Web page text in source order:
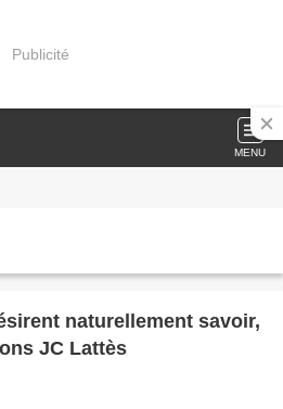
Publicité
MENU
naturellement savoir,
JC Lattès